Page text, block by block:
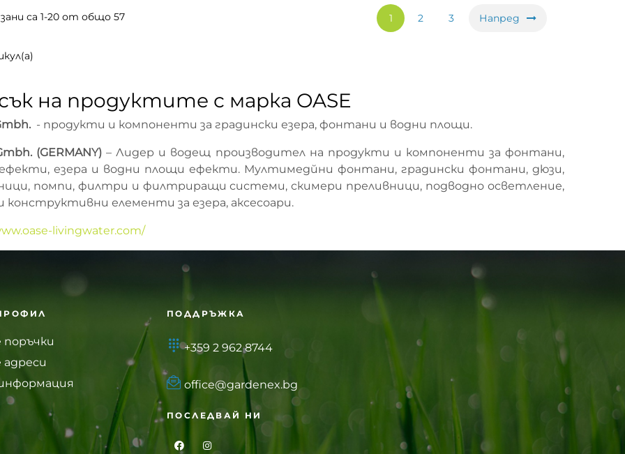
са 1-20 от общо 57 1 2 3 Напред
на продуктите с марка OASE
- продукти и компоненти за градински езера, фонтани и водни площи.
(GERMANY) – Лидер и водещ производител на продукти и компоненти за фонтани,
езера и водни площи ефекти. Мултимедйни фонтани, градински фонтани, дюзи,
помпи, филтри и филтриращи системи, скимери преливници, подводно осветление,
конструктивни елементи за езера, аксесоари.
livingwater.com/
ПОДДРЪЖКА
+359 2 962 8744
office@gardenex.bg
ПОСЛЕДВАЙ НИ